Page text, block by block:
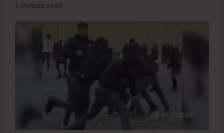
1 minute read